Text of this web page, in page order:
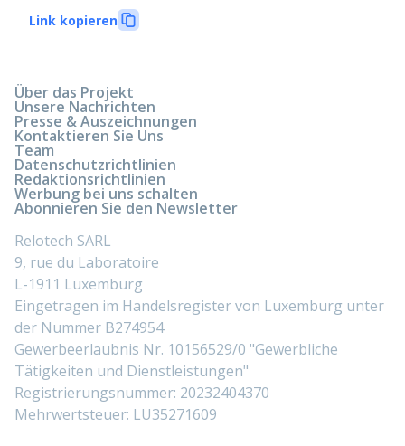
Link kopieren
Über das Projekt
Unsere Nachrichten
Presse & Auszeichnungen
Kontaktieren Sie Uns
Team
Datenschutzrichtlinien
Redaktionsrichtlinien
Werbung bei uns schalten
Abonnieren Sie den Newsletter
Relotech SARL
9, rue du Laboratoire
L-1911 Luxemburg
Eingetragen im Handelsregister von Luxemburg unter
der Nummer B274954
Gewerbeerlaubnis Nr. 10156529/0 "Gewerbliche
Tätigkeiten und Dienstleistungen"
Registrierungsnummer: 20232404370
Mehrwertsteuer: LU35271609